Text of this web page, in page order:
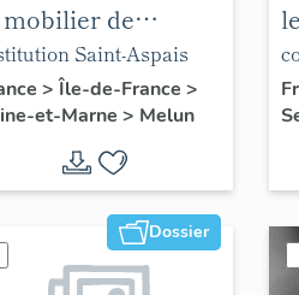
de
Saint-
Saint-Aspais
> Île-de-France >
et-Marne > Melun
Dossier